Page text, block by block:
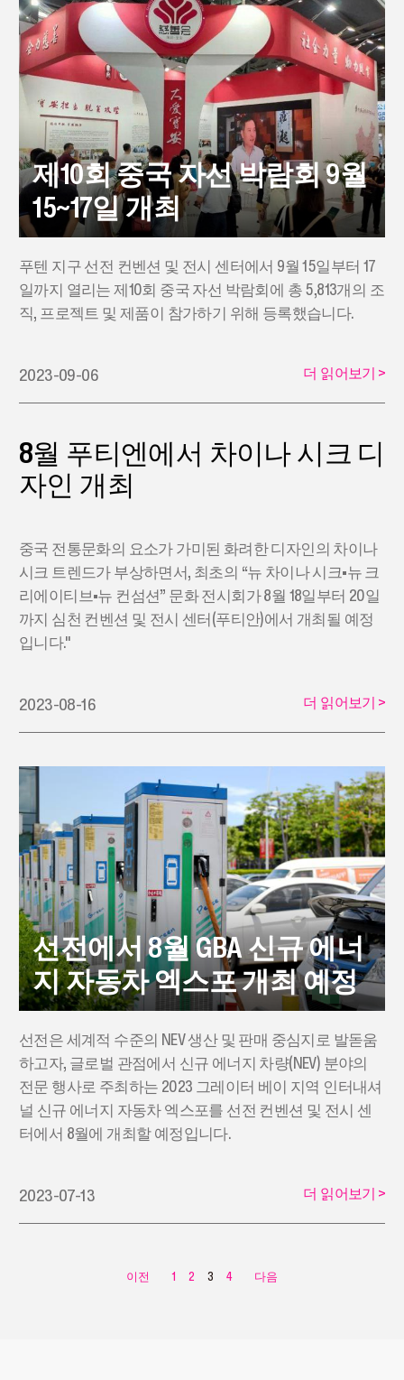
제10회 중국 자선 박람회 9월
15~17일 개최
푸텐 지구 선전 컨벤션 및 전시 센터에서 9월 15일부터 17
일까지 열리는 제10회 중국 자선 박람회에 총 5,813개의 조
직, 프로젝트 및 제품이 참가하기 위해 등록했습니다.
2023-09-06 더 읽어보기 >
8월 푸티엔에서 차이나 시크 디
자인 개최
중국 전통문화의 요소가 가미된 화려한 디자인의 차이나
시크 트렌드가 부상하면서, 최초의 “뉴 차이나 시크•뉴 크
리에이티브•뉴 컨섬션” 문화 전시회가 8월 18일부터 20일
까지 심천 컨벤션 및 전시 센터(푸티안)에서 개최될 예정
입니다."
2023-08-16 더 읽어보기 >
선전에서 8월 GBA 신규 에너
지 자동차 엑스포 개최 예정
선전은 세계적 수준의 NEV 생산 및 판매 중심지로 발돋움
하고자, 글로벌 관점에서 신규 에너지 차량(NEV) 분야의
전문 행사로 주최하는 2023 그레이터 베이 지역 인터내셔
널 신규 에너지 자동차 엑스포를 선전 컨벤션 및 전시 센
터에서 8월에 개최할 예정입니다.
2023-07-13 더 읽어보기 >
이전 1 2 3 4 다음